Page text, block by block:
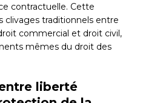
contractuelle. Cette
clivages traditionnels entre
commercial et droit civil,
mêmes du droit des
liberté